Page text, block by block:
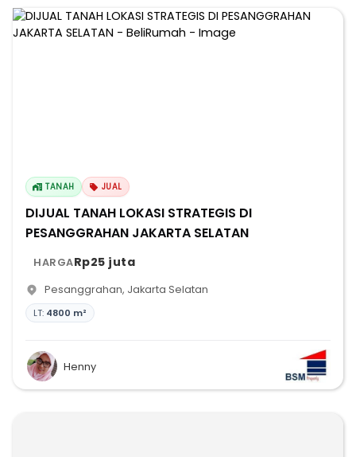
TANAH JUAL
DIJUAL TANAH LOKASI STRATEGIS DI
PESANGGRAHAN JAKARTA SELATAN
HARGARp25 juta
Pesanggrahan, Jakarta Selatan
LT: 4800 m²
Henny